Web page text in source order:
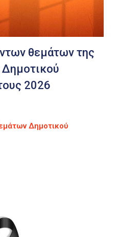
θεμάτων της
Δημοτικού
2026
Δημοτικού